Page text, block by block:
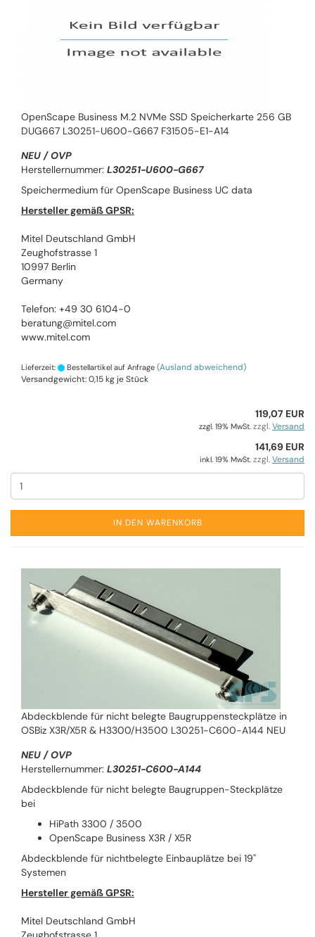
OpenScape Business M.2 NVMe SSD Speicherkarte 256 GB
DUG667 L30251-U600-G667 F31505-E1-A14
NEU / OVP
Herstellernummer: L30251-U600-G667
Speichermedium für OpenScape Business UC data
Hersteller gemäß GPSR:
Mitel Deutschland GmbH
Zeughofstrasse 1
10997 Berlin
Germany
Telefon: +49 30 6104-0
beratung@mitel.com
www.mitel.com
Lieferzeit: Bestellartikel auf Anfrage (Ausland abweichend)
Versandgewicht:0,15kg je Stück
119,07 EUR
zzgl. 19% MwSt. zzgl.Versand
141,69 EUR
inkl. 19% MwSt. zzgl.Versand
IN DEN WARENKORB
Abdeckblende für nicht belegte Baugruppensteckplätze in
OSBiz X3R/X5R & H3300/H3500 L30251-C600-A144 NEU
NEU / OVP
Herstellernummer: L30251-C600-A144
Abdeckblende für nicht belegte Baugruppen-Steckplätze
bei
HiPath 3300 / 3500
OpenScape Business X3R / X5R
Abdeckblende für nichtbelegte Einbauplätze bei 19"
Systemen
Hersteller gemäß GPSR:
Mitel Deutschland GmbH